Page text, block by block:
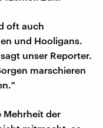
oft auch
und Hooligans.
unser Reporter.
marschieren
Mehrheit der